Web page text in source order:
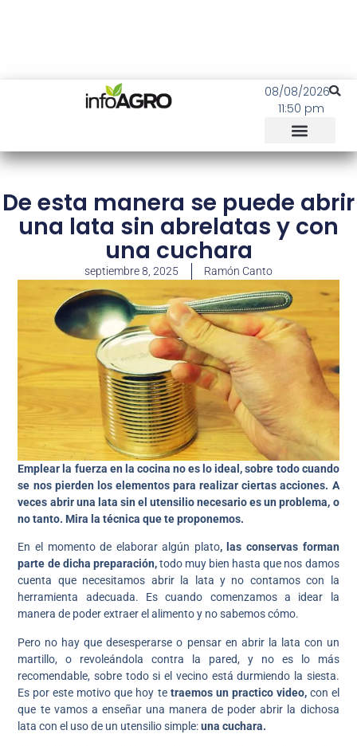
08/08/2026
11:50 pm
De esta manera se puede abrir
una lata sin abrelatas y con
una cuchara
septiembre 8, 2025 Ramón Canto
Emplear la fuerza en la cocina no es lo ideal, sobre todo cuando
se nos pierden los elementos para realizar ciertas acciones. A
veces abrir una lata sin el utensilio necesario es un problema, o
no tanto. Mira la técnica que te proponemos.
En el momento de elaborar algún plato, las conservas forman
parte de dicha preparación,todo muy bien hasta que nos damos
cuenta que necesitamos abrir la lata y no contamos con la
herramienta adecuada. Es cuando comenzamos a idear la
manera de poder extraer el alimento y no sabemos cómo.
Pero no hay que desesperarse o pensar en abrir la lata con un
martillo, o revoleándola contra la pared, y no es lo más
recomendable, sobre todo si el vecino está durmiendo la siesta.
Es por este motivo que hoy tetraemos un practico video,con el
que te vamos a enseñar una manera de poder abrir la dichosa
lata con el uso de un utensilio simple:una cuchara.